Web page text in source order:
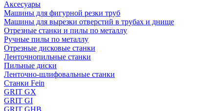
Аксесуары
Машины для фигурной резки труб
Машины для вырезки отверстий в трубах и днище
Отрезные станки и пилы по металлу
Ручные пилы по металлу
Отрезные дисковые станки
Ленточнопильные станки
Пильные диски
Ленточно-шлифовальные станки
Станки Fein
GRIT GX
GRIT GI
GRIT GHB